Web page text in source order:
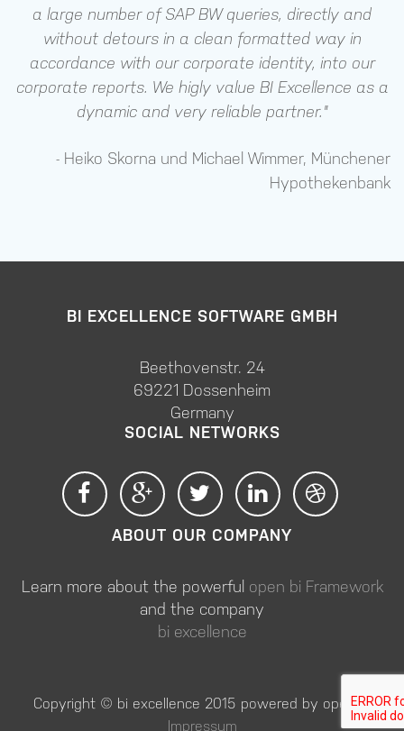
a large number of SAP BW queries, directly and
without detours in a clean formatted way in
accordance with our corporate identity, into our
corporate reports. We higly value BI Excellence as a
dynamic and very reliable partner."
- Heiko Skorna und Michael Wimmer, Münchener
Hypothekenbank
BI EXCELLENCE SOFTWARE GMBH
Beethovenstr. 24
69221 Dossenheim
Germany
SOCIAL NETWORKS
ABOUT OUR COMPANY
Learn more about the powerful open bi Framework
and the company
bi excellence
Copyright © bi excellence 2015 powered by open bi
Impressum